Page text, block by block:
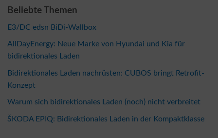
Beliebte Themen
E3/DC edsn BiDi-Wallbox
AllDayEnergy: Neue Marke von Hyundai und Kia für
bidirektionales Laden
Bidirektionales Laden nachrüsten: CUBOS bringt Retrofit-
Konzept
Warum sich bidirektionales Laden (noch) nicht verbreitet
ŠKODA EPIQ: Bidirektionales Laden in der Kompaktklasse